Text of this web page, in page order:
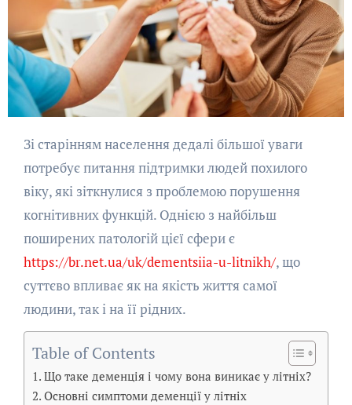
Зі старінням населення дедалі більшої уваги
потребує питання підтримки людей похилого
віку, які зіткнулися з проблемою порушення
когнітивних функцій. Однією з найбільш
поширених патологій цієї сфери є
https://br.net.ua/uk/dementsiia-u-litnikh/, що
суттєво впливає як на якість життя самої
людини, так і на її рідних.
Table of Contents
Що таке деменція і чому вона виникає у літніх?
Основні симптоми деменції у літніх